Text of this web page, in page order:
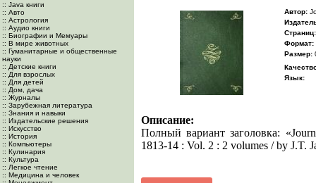
:: Java книги
:: Авто
:: Астрология
:: Аудио книги
:: Биографии и Мемуары
:: В мире животных
:: Гуманитарные и общественные
науки
:: Детские книги
:: Для взрослых
:: Для детей
:: Дом, дача
:: Журналы
:: Зарубежная литература
:: Знания и навыки
:: Издательские решения
:: Искусство
:: История
:: Компьютеры
:: Кулинария
:: Культура
:: Легкое чтение
:: Медицина и человек
Автор:
Cтраниц:
Формат:
Размер:
Язык:
Описание:
Полный вариант заголовка:
1813-14 : Vol. 2 : 2 volumes / by J.T.